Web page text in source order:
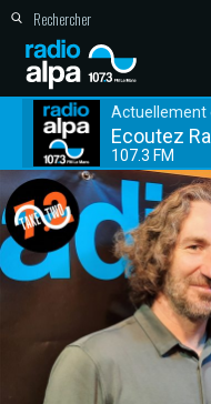
Actuellement
Ecoutez
107.3 FM